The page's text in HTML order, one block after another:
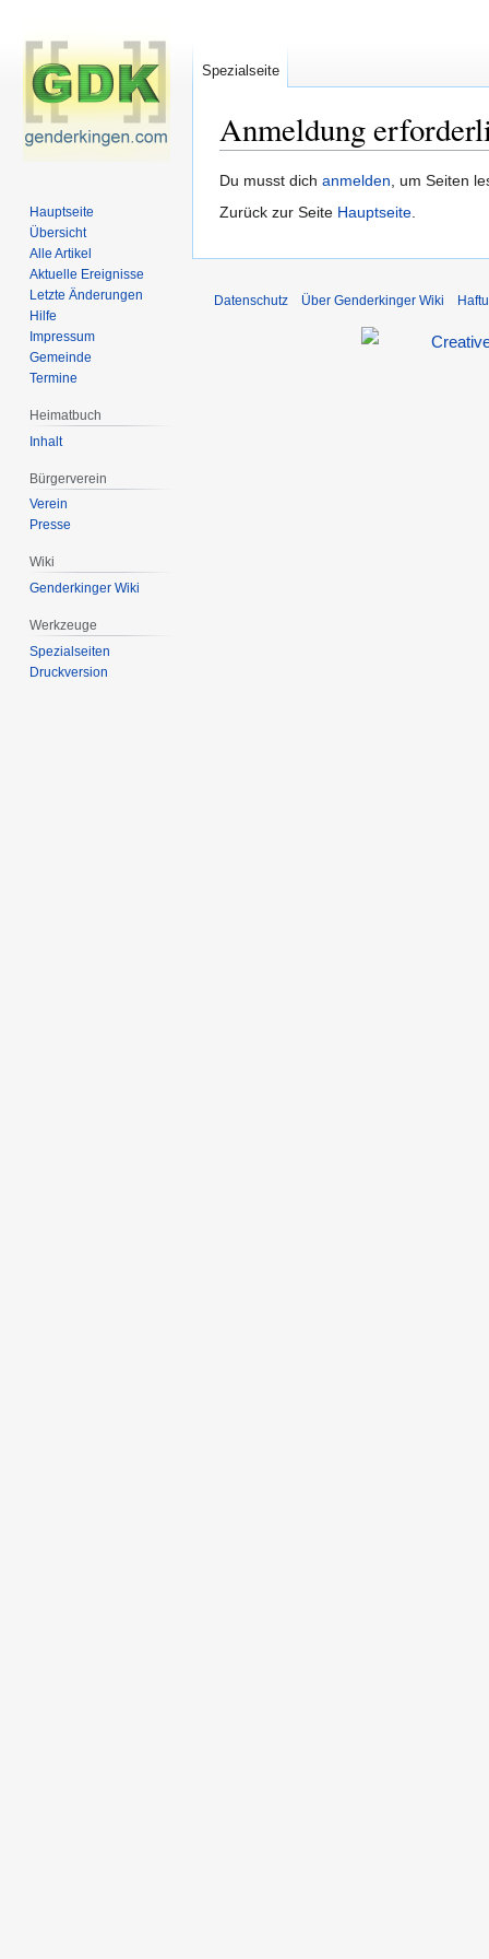
Anmeldung
Zur
Navigation
Zur
Suche
Du musst dich anmelden, um Seiten
Zurück zur Seite Hauptseite.
Spezialseite
Hauptseite
Übersicht
Alle Artikel
Aktuelle Ereignisse
Letzte Änderungen
Hilfe
Impressum
Gemeinde
Termine
Heimatbuch
Inhalt
Bürgerverein
Verein
Presse
Wiki
Genderkinger Wiki
Werkzeuge
Spezialseiten
Druckversion
Datenschutz Über Genderkinger Wiki